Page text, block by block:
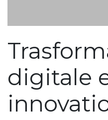
digitale